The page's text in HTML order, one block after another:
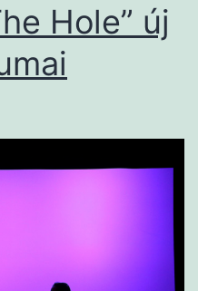
Hole” új